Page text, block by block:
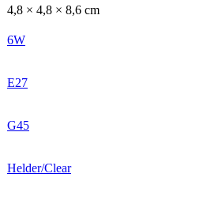
4,8 × 4,8 × 8,6 cm
6W
E27
G45
Helder/Clear